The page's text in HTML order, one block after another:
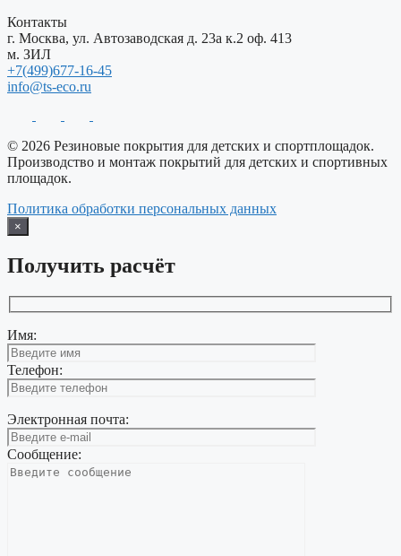
Контакты
г. Москва, ул. Автозаводская д. 23а к.2 оф. 413
м. ЗИЛ
+7(499)677-16-45
info@ts-eco.ru
© 2026 Резиновые покрытия для детских и спортплощадок.
Производство и монтаж покрытий для детских и спортивных
площадок.
Политика обработки персональных данных
×
Получить расчёт
Имя:
Телефон:
Электронная почта:
Сообщение: